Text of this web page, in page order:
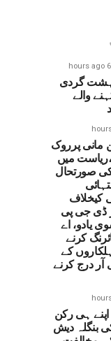
6 hours ago
گردی
والے
مانی پرروک
میں
صورتحال
کیخلاف
ڈی جی پی
یادو، اے
فائرنگ کرنے
کے
آر درج کرنے
ہی رکن
بنگلہ دیش